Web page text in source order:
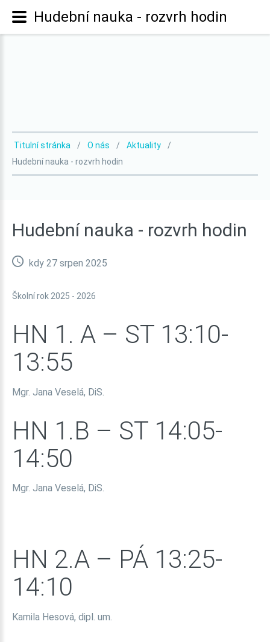
Titulní stránka O nás
Aktuality
Hudební nauka - rozvrh hodin
Hudební nauka - rozvrh hodin
kdy 27 srpen 2025
Školní rok 2025 - 2026
HN 1. A – ST 13:10-
13:55
Mgr. Jana Veselá, DiS.
HN 1.B – ST 14:05-
14:50
Mgr. Jana Veselá, DiS.
HN 2.A – PÁ 13:25-
14:10
Kamila Hesová, dipl. um.
Hudební nauka - rozvrh hodin